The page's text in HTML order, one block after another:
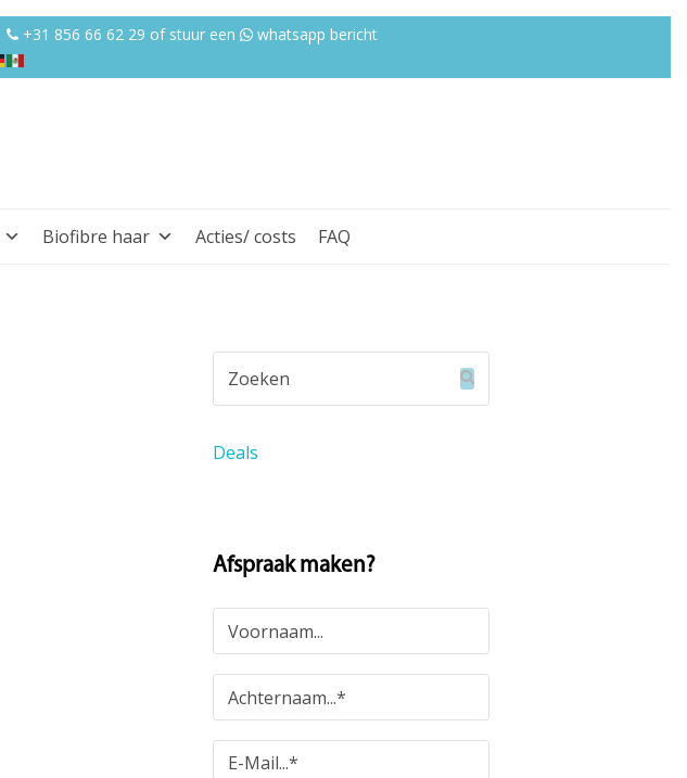
+31 856 66 62 29 of stuur een whatsapp bericht
Biofibre haar Acties/ costs FAQ
Deals
Afspraak maken?